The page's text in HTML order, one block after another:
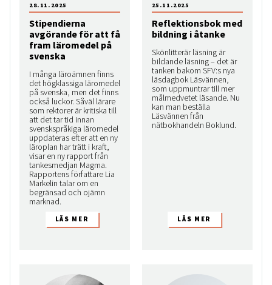
Stipendierna
avgörande för att få
fram läromedel på
svenska
I många läroämnen finns
det högklassiga läromedel
på svenska, men det finns
också luckor. Såväl lärare
som rektorer är kritiska till
att det tar tid innan
svenskspråkiga läromedel
uppdateras efter att en ny
läroplan har trätt i kraft,
visar en ny rapport från
tankesmedjan Magma.
Rapportens författare Lia
Markelin talar om en
begränsad och ojämn
marknad.
28.11.2025
Reflektionsbok med
bildning i åtanke
Skönlitterär läsning är
bildande läsning – det är
tanken bakom SFV:s nya
läsdagbok Läsvännen,
som uppmuntrar till mer
målmedvetet läsande. Nu
kan man beställa
Läsvännen från
nätbokhandeln Boklund.
25.11.2025